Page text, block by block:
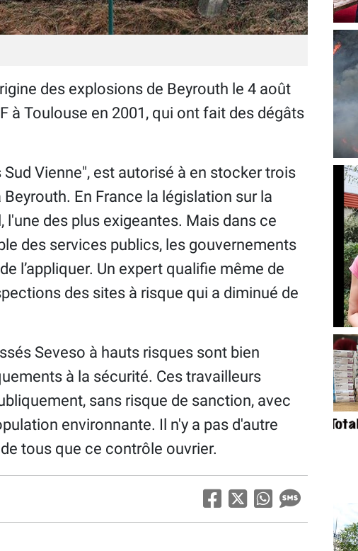
des explosions de Beyrouth le 4 août
à Toulouse en 2001, qui ont fait des dégâts
Sud Vienne", est autorisé à en stocker trois
En France la législation sur la
l'une des plus exigeantes. Mais dans ce
des services publics, les gouvernements
l’appliquer. Un expert qualifie même de
des sites à risque qui a diminué de
Seveso à hauts risques sont bien
à la sécurité. Ces travailleurs
sans risque de sanction, avec
environnante. Il n'y a pas d'autre
tous que ce contrôle ouvrier.